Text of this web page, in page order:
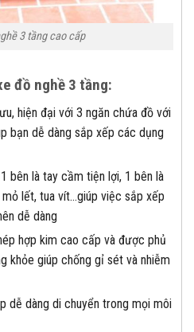
3 tầng cao cấp
đồ nghề 3 tầng:
hiện đại với 3 ngăn chứa đồ với
bạn dễ dàng sắp xếp các dụng
bên là tay cầm tiện lợi, 1 bên là
lết, tua vít…giúp việc sắp xếp
dễ dàng
hợp kim cao cấp và được phủ
khỏe giúp chống gỉ sét và nhiễm
dễ dàng di chuyển trong mọi môi